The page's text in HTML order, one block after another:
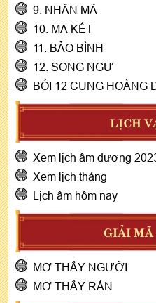
9. NHÂN MÃ
10. MA KẾT
11. BẢO BÌNH
12. SONG NGƯ
BÓI 12 CUNG HOÀNG
LỊCH
Xem lịch âm dương
Xem lịch tháng
Lịch âm hôm nay
GIẢI MÃ
MƠ THẤY NGƯỜI
MƠ THẤY RẮN